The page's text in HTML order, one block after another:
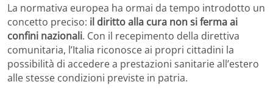
La normativa europea ha ormai da tempo introdotto un
concetto preciso: il diritto alla cura non si ferma ai
confini nazionali. Con il recepimento della direttiva
comunitaria, l’Italia riconosce ai propri cittadini la
possibilità di accedere a prestazioni sanitarie all’estero
alle stesse condizioni previste in patria.